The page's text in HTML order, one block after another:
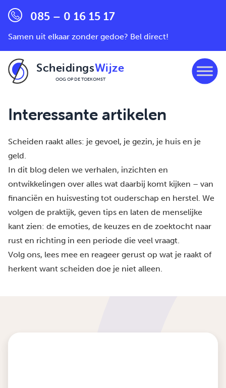
085 – 0 16 15 17
Samen uit elkaar zonder gedoe? Bel direct!
ScheidingsWijze
OOG OP DE TOEKOMST
Interessante artikelen
Scheiden raakt alles: je gevoel, je gezin, je huis en je
geld.
In dit blog delen we verhalen, inzichten en
ontwikkelingen over alles wat daarbij komt kijken – van
financiën en huisvesting tot ouderschap en herstel. We
volgen de praktijk, geven tips en laten de menselijke
kant zien: de emoties, de keuzes en de zoektocht naar
rust en richting in een periode die veel vraagt.
Volg ons, lees mee en reageer gerust op wat je raakt of
herkent want scheiden doe je niet alleen.